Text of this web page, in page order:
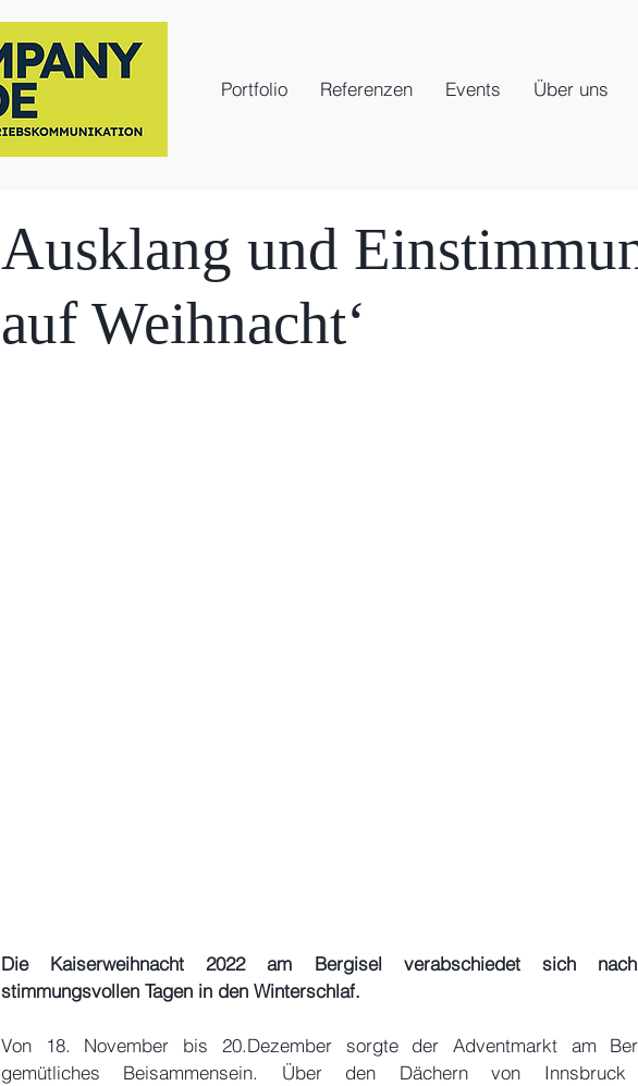
Portfolio Referenzen Events Über uns
Ausklang und
auf Weihnacht‘
Die Kaiserweihnacht 2022 am Bergisel verabschiedet sich
stimmungsvollen Tagen in den Winterschlaf.
Von 18. November bis 20.Dezember sorgte der Adventmarkt am
gemütliches Beisammensein. Über den Dächern von Innsbruck